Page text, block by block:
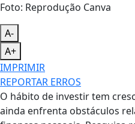
Foto: Reprodução Canva
A-
A+
IMPRIMIR
REPORTAR ERROS
O hábito de investir tem
ainda enfrenta obstáculos